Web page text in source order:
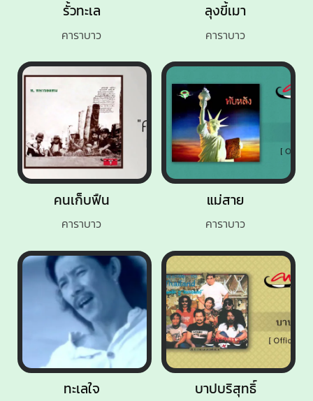
ลุงขี้เมา
คาราบาว
คนเก็บฟืน
คาราบาว
ทะเลใจ
แม่สาย
คาราบาว
รั้วทะเล
คาราบาว
บาปบริสุทธิ์